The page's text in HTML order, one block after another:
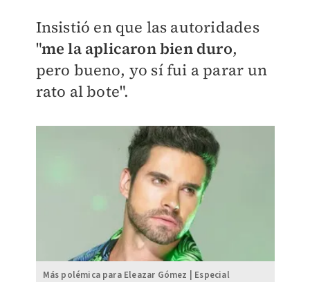
Insistió en que las autoridades
"me la aplicaron bien duro,
pero bueno, yo sí fui a parar un
rato al bote".
Más polémica para Eleazar Gómez | Especial